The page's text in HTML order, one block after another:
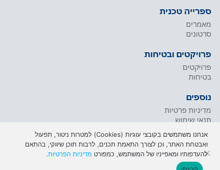
ספרייה טכנית
מאמרים
סרטונים
פרויקטים ובטיחות
פרויקטים
בטיחות
נוספים
מדיניות פרטיות
תנאי שימוש
כל זכויות שמורות © לחברת שיכון ובינוי. נבנה ע"י כתום
אנחנו משתמשים בקובצי עוגיות (Cookies) למטרות ניטור, תפעול
ואבטחת האתר, וכן לצורך התאמת תכנים, לרבות תוכן שיווקי, בהתאם
להעדפותיו ומאפייניו של המשתמש, כמפורט מדיניות הפרטיות.